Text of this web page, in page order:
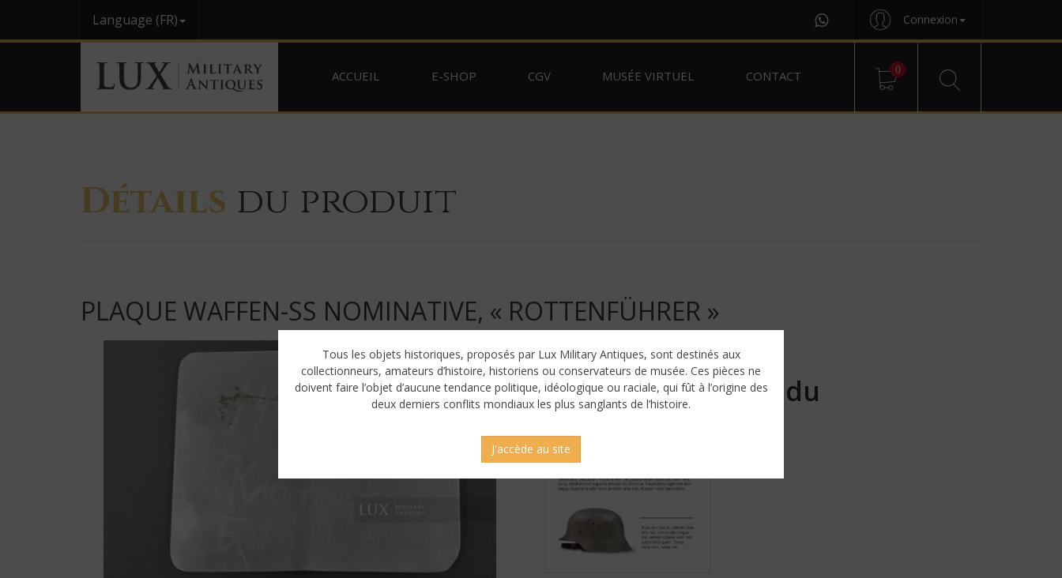
Language (FR) Connexion
ACCUEIL E-SHOP CGV MUSÉE VIRTUEL CONTACT 0
Détails du produit
PLAQUE WAFFEN-SS NOMINATIVE, « ROTTENFÜHRER »
Vendu
Tous les objets historiques, proposés par Lux Military Antiques, sont destinés aux
collectionneurs, amateurs d’histoire, historiens ou conservateurs de musée. Ces pièces ne
doivent faire l’objet d’aucune tendance politique, idéologique ou raciale, qui fût à l’origine des
deux derniers conflits mondiaux les plus sanglants de l’histoire.
J'accède au site